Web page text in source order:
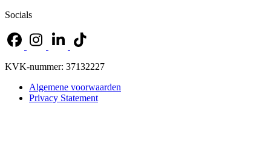
Socials
KVK-nummer: 37132227
Algemene voorwaarden
Privacy Statement